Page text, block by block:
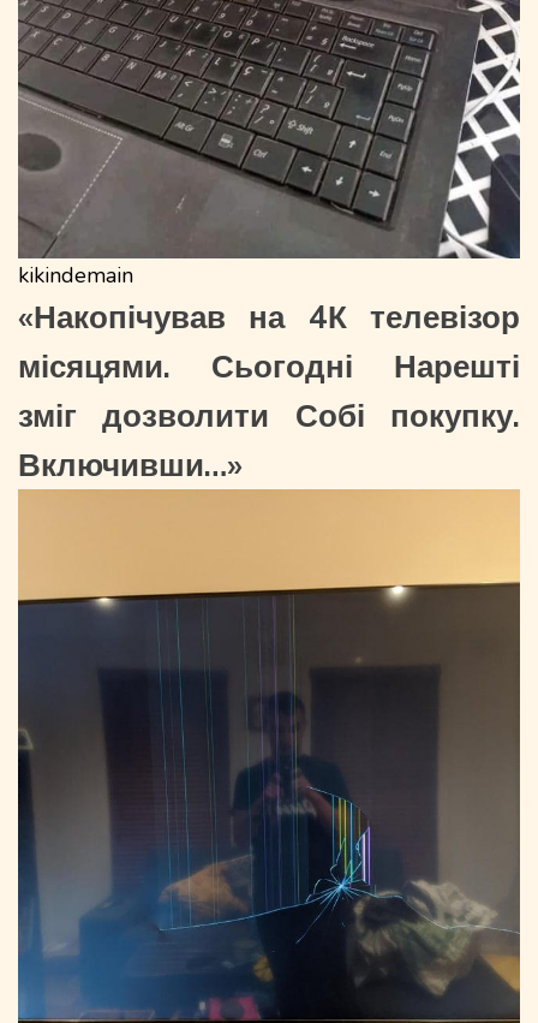
kikindemain
«Накопічував на 4К телевізор
місяцями. Сьогодні Нарешті
зміг дозволити Собі покупку.
Включивши…»